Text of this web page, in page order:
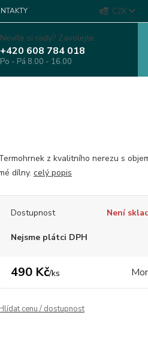
CZK
Nevíte si rady? Zavolejte.
+420 608 784 018
Po - Pá 8.00 - 16.00
z kvalitního nerezu s
dílny. celý popis
Dostupnost Není
Nejsme plátci DPH
490 Kč/ks
cenu / dostupnost